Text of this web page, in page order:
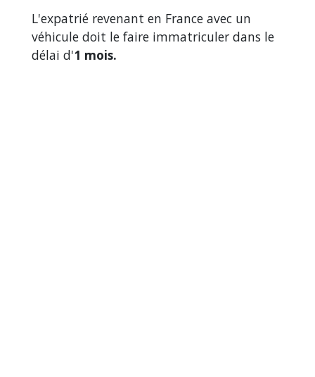
L'expatrié revenant en France avec un
véhicule doit le faire immatriculer dans le
délai d'1 mois.